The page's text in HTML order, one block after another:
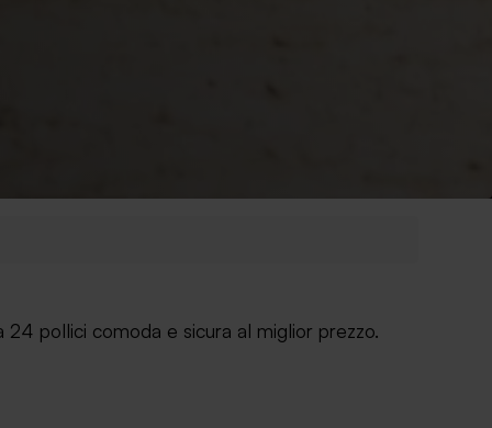
24 pollici comoda e sicura al miglior prezzo.